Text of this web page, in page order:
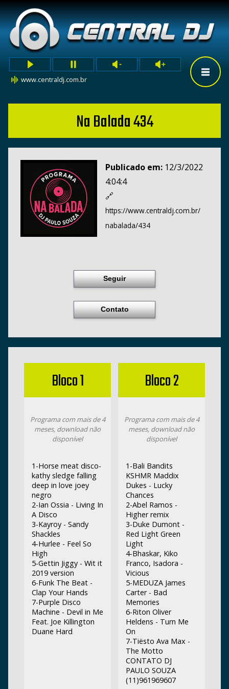
www.centraldj.com.br
Na Balada 434
Publicado em: 12/3/2022
4:04:4
🔗
https://www.centraldj.com.br/
nabalada/434
Seguir
Contato
Bloco 1
Programa com mais de 4
meses, download não
disponível
1-Horse meat disco-
kathy sledge falling
deep in love joey
negro
2-Ian Ossia - Living In
A Disco
3-Kayroy - Sandy
Shackles
4-Hurlee - Feel So
High
5-Gettin Jiggy - Wit it
2019 version
6-Funk The Beat -
Clap Your Hands
7-Purple Disco
Machine - Devil in Me
Feat. Joe Killington
Duane Hard
Bloco 2
Programa com mais de 4
meses, download não
disponível
1-Bali Bandits
KSHMR Maddix
Dukes - Lucky
Chances
2-Abel Ramos -
Higher remix
3-Duke Dumont -
Red Light Green
Light
4-Bhaskar, Kiko
Franco, Isadora -
Vicious
5-MEDUZA James
Carter - Bad
Memories
6-Riton Oliver
Heldens - Turn Me
On
7-Tiësto Ava Max -
The Motto
CONTATO DJ
PAULO SOUZA
(11)961969607